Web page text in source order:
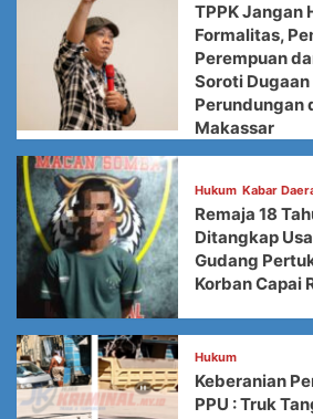
TPPK Jangan
Formalitas,
Perempuan
Soroti Dugaan
Perundungan
Makassar
Hukum Kabar
Remaja 18
Ditangkap
Gudang
Korban Capai
Hukum
Keberanian
PPU : Truk